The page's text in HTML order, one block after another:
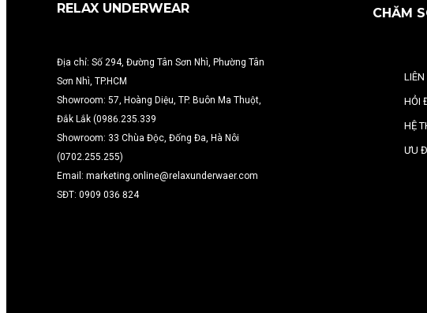
CHĂM
LIÊN
HỎI
HỆ
ƯU
RELAX UNDERWEAR
Địa chỉ: Số 294, Đường Tân Sơn Nhì, Phường Tân
Sơn Nhì, TP.HCM
Showroom: 57, Hoàng Diệu, TP. Buôn Ma Thuột,
Đắk Lắk (0986.235.339
Showroom: 33 Chùa Độc, Đống Đa, Hà Nôi
(0702.255.255)
Email: marketing.online@relaxunderwaer.com
SĐT: 0909 036 824